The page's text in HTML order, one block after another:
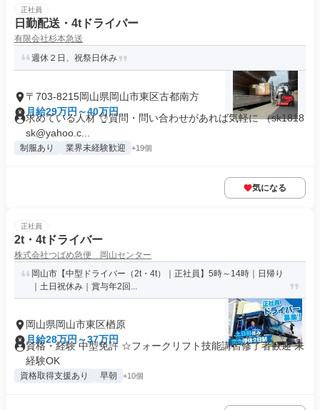
正社員
日勤配送・4tドライバー
有限会社杉本急送
週休２日、祝祭日休み
〒703-8215岡山県岡山市東区古都南方
月給29万円～40万円
求めている人材 👌質問・問い合わせがあれば気軽に （sk1818
sk@yahoo.c...
制服あり 業界未経験歓迎 +19個
気になる
正社員
2t・4tドライバー
株式会社つばめ急便 岡山センター
岡山市【中型ドライバー（2t・4t）｜正社員】5時～14時｜日帰り
｜土日祝休み｜賞与年2回...
岡山県岡山市東区楢原
月給28万円～37万円
資格・経験 中型免許 ☆フォークリフト技能講習修了者歓迎 未
経験OK
資格取得支援あり 早朝 +10個